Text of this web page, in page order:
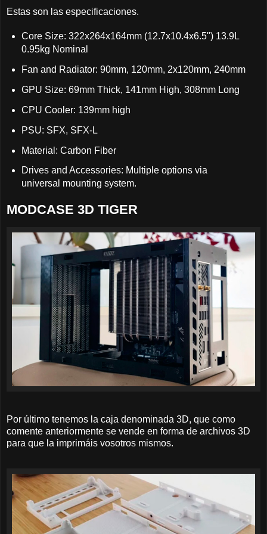
Estas son las especificaciones.
Core Size: 322x264x164mm (12.7x10.4x6.5") 13.9L
0.95kg Nominal
Fan and Radiator: 90mm, 120mm, 2x120mm, 240mm
GPU Size: 69mm Thick, 141mm High, 308mm Long
CPU Cooler: 139mm high
PSU: SFX, SFX-L
Material: Carbon Fiber
Drives and Accessories: Multiple options via
universal mounting system.
MODCASE 3D TIGER
Por último tenemos la caja denominada 3D, que como
comente anteriormente se vende en forma de archivos 3D
para que la imprimáis vosotros mismos.